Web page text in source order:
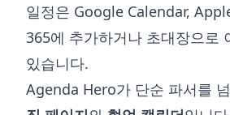
일정은 Google Calendar,
365에 추가하거나 초대장으로
있습니다.
Agenda Hero가 단순 파서를